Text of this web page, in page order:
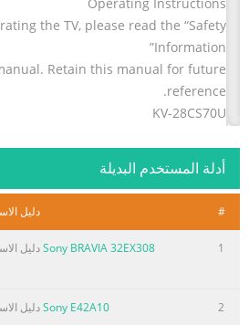
the TV, please read the “Safety
Information”
Retain this manual for future
reference.
KV-28CS70U
©2004 by Sony Corporation
ملخص المحتوى في الصفحة رقم 2
2 Tuesday, March 23, 2004 8:32 AM
plug complying with BS1363 is fitted
for your safety and convenience.
ASA by ASTA or BSI to BS 1362 (i.e.
أدلة المستخدم البديلة
# دليل
1
Sony BRAVIA 32EX308دليل
2
Sony E42A10دليل